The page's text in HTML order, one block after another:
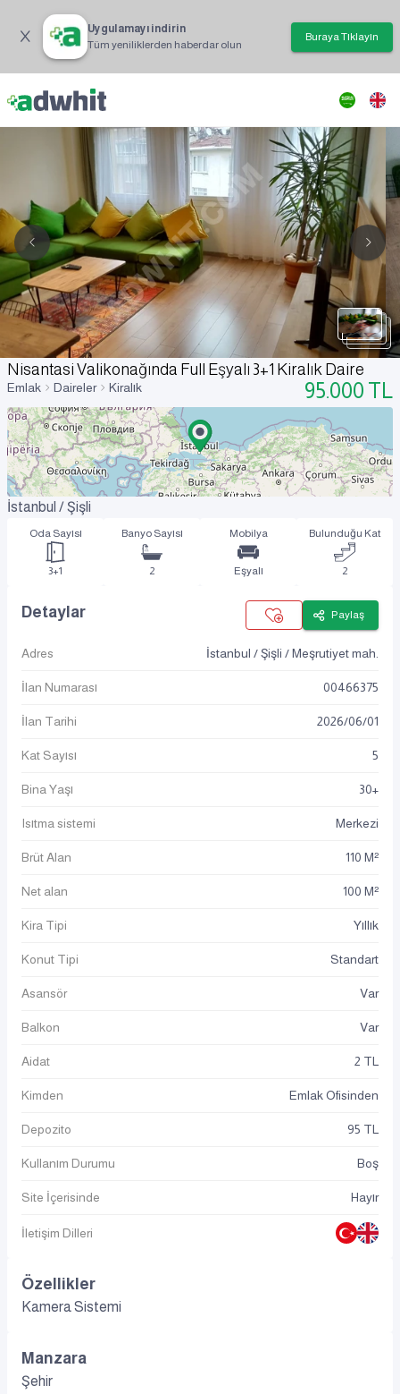
Uygulamayı indirin
Tüm yeniliklerden haberdar olun
Buraya Tıklayın
Nisantasi Valikonağında Full Eşyalı 3+1 Kiralık Daire
Emlak Daireler Kiralık 95.000 TL
İstanbul / Şişli
Oda Sayısı
3+1
Banyo Sayısı
2
Mobilya
Eşyalı
Bulunduğu Kat
2
Detaylar Paylaş
Adres İstanbul / Şişli / Meşrutiyet mah.
İlan Numarası 00466375
İlan Tarihi 2026/06/01
Kat Sayısı 5
Bina Yaşı 30+
Isıtma sistemi Merkezi
Brüt Alan 110 M²
Net alan 100 M²
Kira Tipi Yıllık
Konut Tipi Standart
Asansör Var
Balkon Var
Aidat 2 TL
Kimden Emlak Ofisinden
Depozito 95 TL
Kullanım Durumu Boş
Site İçerisinde Hayır
İletişim Dilleri
Özellikler
Kamera Sistemi
Manzara
Şehir